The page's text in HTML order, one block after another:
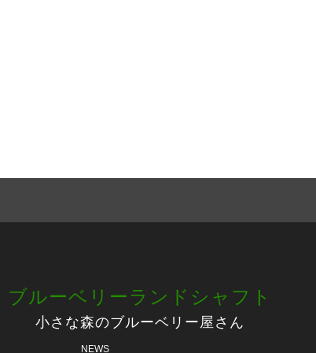
ブルーベリーランドシャフト
小さな森のブルーベリー屋さん
NEWS